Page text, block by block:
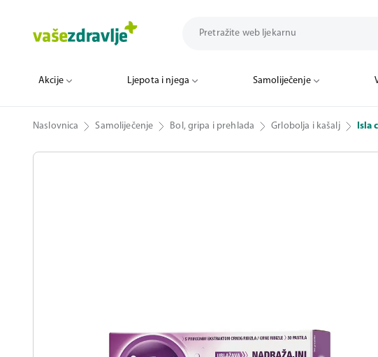
Akcije Ljepota i njega Samoliječenje
Naslovnica Samoliječenje Bol, gripa i prehlada Grlobolja i kašalj Isla